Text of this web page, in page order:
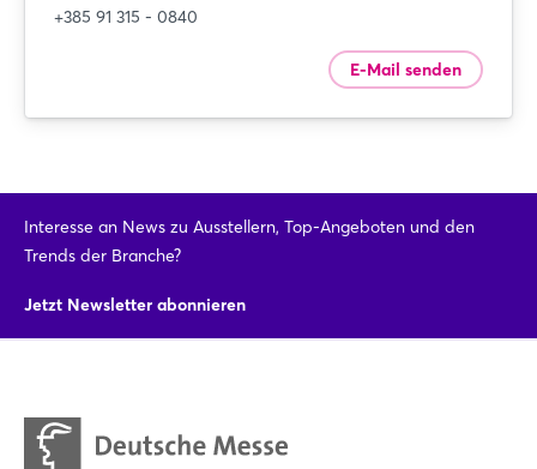
+385 91 315 - 0840
E-Mail senden
Interesse an News zu Ausstellern, Top-Angeboten und den
Trends der Branche?
Jetzt Newsletter abonnieren
Login